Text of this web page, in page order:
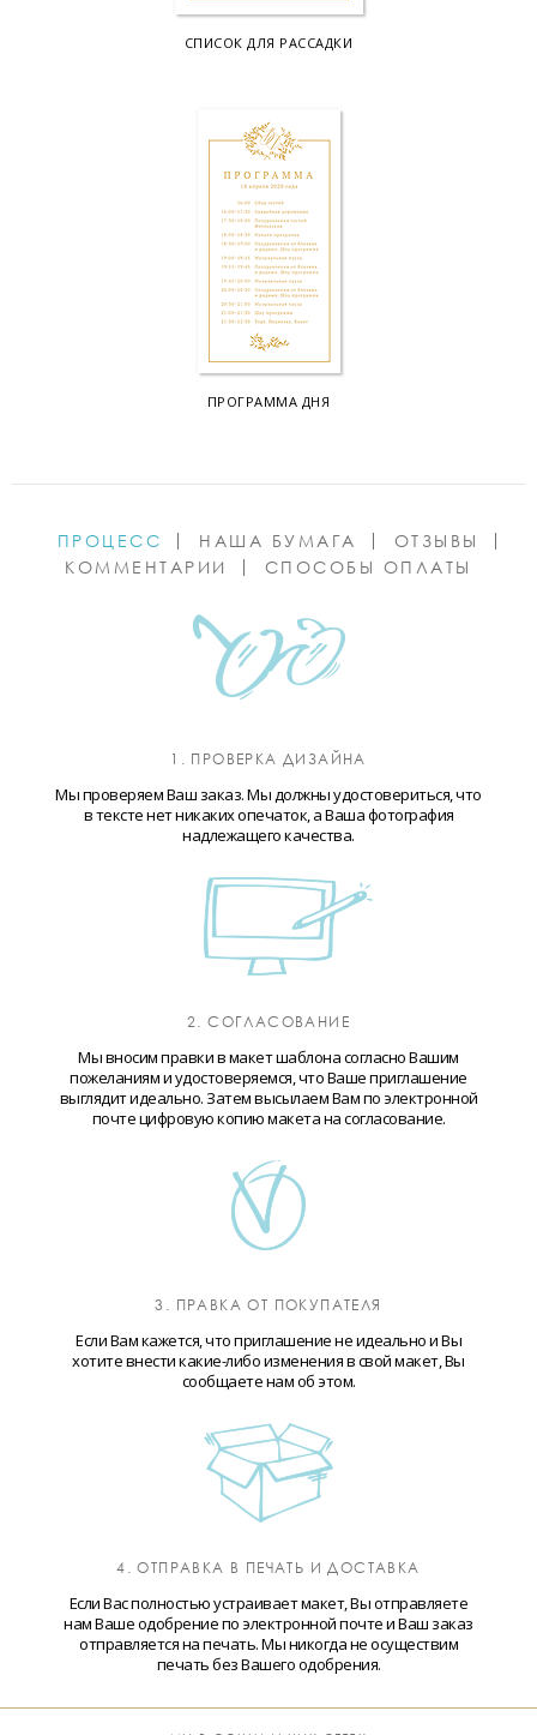
СПИСОК ДЛЯ РАССАДКИ
ПРОГРАММА ДНЯ
ПРОЦЕСС НАША БУМАГА
ОТЗЫВЫ
КОММЕНТАРИИ
СПОСОБЫ ОПЛАТЫ
1. ПРОВЕРКА ДИЗАЙНА
Мы проверяем Ваш заказ. Мы должны удостовериться, что
в тексте нет никаких опечаток, а Ваша фотография
надлежащего качества.
2. СОГЛАСОВАНИЕ
Мы вносим правки в макет шаблона согласно Вашим
пожеланиям и удостоверяемся, что Ваше приглашение
выглядит идеально. Затем высылаем Вам по электронной
почте цифровую копию макета на согласование.
3. ПРАВКА ОТ ПОКУПАТЕЛЯ
Если Вам кажется, что приглашение не идеально и Вы
хотите внести какие-либо изменения в свой макет, Вы
сообщаете нам об этом.
4. ОТПРАВКА В ПЕЧАТЬ И ДОСТАВКА
Если Вас полностью устраивает макет, Вы отправляете
нам Ваше одобрение по электронной почте и Ваш заказ
отправляется на печать. Мы никогда не осуществим
печать без Вашего одобрения.